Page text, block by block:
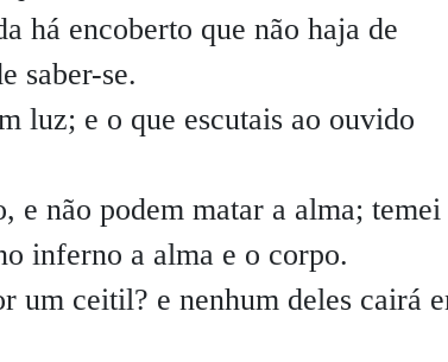
há encoberto que não haja de
saber-se.
luz; e o que escutais ao ouvido
e não podem matar a alma; temei
inferno a alma e o corpo.
um ceitil? e nenhum deles cairá